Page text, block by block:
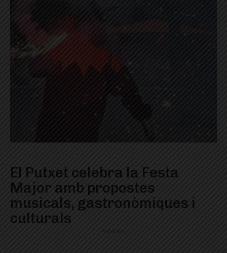
El Putxet celebra la Festa
Major amb propostes
musicals, gastronòmiques i
culturals
Publicitat